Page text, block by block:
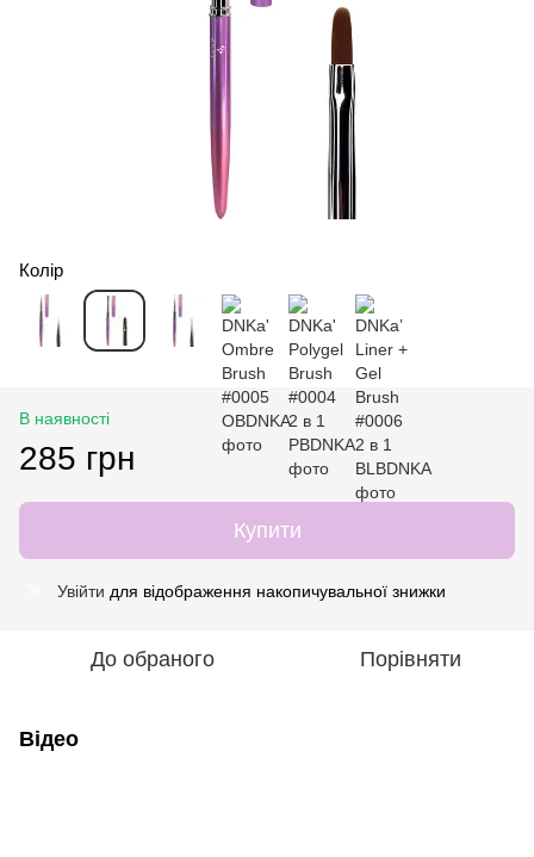
Колір
В наявності
285 грн
Купити
Увійти для відображення накопичувальної знижки
До обраного Порівняти
Відео